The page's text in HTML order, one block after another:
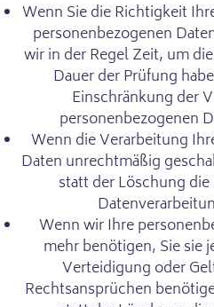
Wenn Sie die Richtigkeit
personenbezogenen
wir in der Regel Zeit, um
Dauer der Prüfung
Einschränkung der
personenbezogenen
Wenn die Verarbeitung
Daten unrechtmäßig
statt der Löschung
Wenn wir Ihre
mehr benötigen, Sie sie
Verteidigung oder
Rechtsansprüchen